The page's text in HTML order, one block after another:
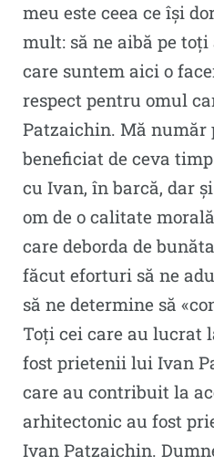
meu este ceea ce își
mult: să ne aibă pe toți
care suntem aici o
respect pentru omul
Patzaichin. Mă număr
beneficiat de ceva
cu Ivan, în barcă, dar
om de o calitate
care deborda de
făcut eforturi să ne
să ne determine să
Toți cei care au lucrat
fost prietenii lui Ivan
care au contribuit la
arhitectonic au fost
Ivan Patzaichin.